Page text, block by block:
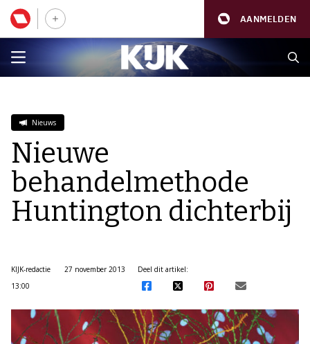
AANMELDEN
Nieuws
Nieuwe
behandelmethode
Huntington dichterbij
KIJK-redactie
27 november 2013
13:00
Deel dit artikel: